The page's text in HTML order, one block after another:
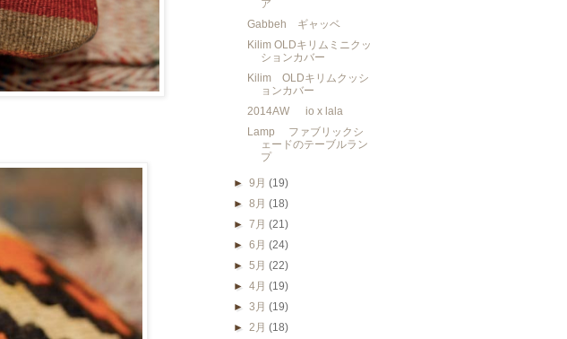
ア
Gabbeh ギャッベ
Kilim OLDキリムミニクッ
ションカバー
Kilim OLDキリムクッシ
ョンカバー
2014AW io x lala
Lamp ファブリックシ
ェードのテーブルラン
プ
►9月(19)
►8月(18)
►7月(21)
►6月(24)
►5月(22)
►4月(19)
►3月(19)
►2月(18)